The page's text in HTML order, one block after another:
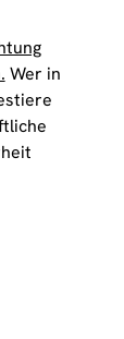
Wer in